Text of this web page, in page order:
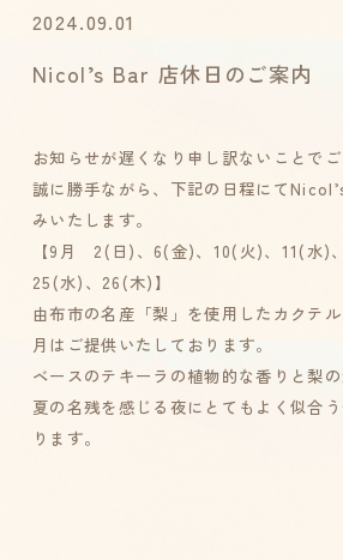
2024.09.01
Nicol’s Bar 店休日のご案内
お知らせが遅くなり申し訳ないことでご
誠に勝手ながら、下記の日程にて
みいたします。
【9月 2(日)、6(金)、10(火)、11(水)
25(水)、26(木)】
由布市の名産「梨」を使用したカクテ
月はご提供いたしております。
ベースのテキーラの植物的な香りと梨の
夏の名残を感じる夜にとてもよく似合
ります。